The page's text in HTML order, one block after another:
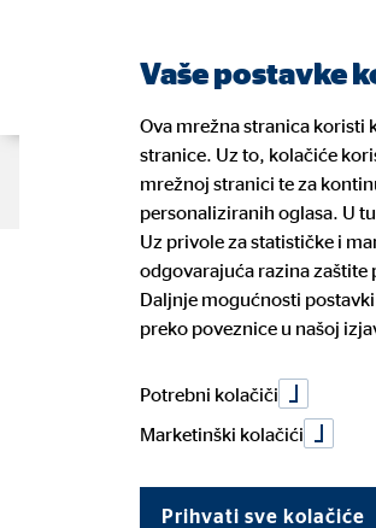
O nama
Naši financijski planeri
Naše
Vaše zdravlje
Dogovorite konzultacije
Prednosti posla financijskog
planera
GDPR
Dječja
01. ožujka 2022|OVB Allfinanz Croatia
Podijeli na LinkedInu
Vaše postavke
Ova mrežna stranica koristi
stranice. Uz to, kolačiće
mrežnoj stranici te za
personaliziranih oglasa. U
Uz privole za statističke i
odgovarajuća razina zaštite
Daljnje mogućnosti
preko poveznice u našoj
Potrebni kolačiči
Marketinški kolačići
Prihvati sve kolačiće